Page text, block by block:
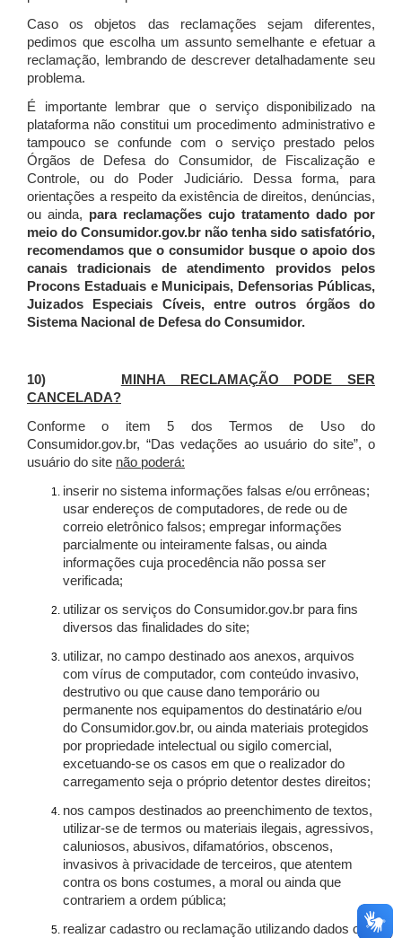
Caso os objetos das reclamações sejam diferentes,
pedimos que escolha um assunto semelhante e efetuar a
reclamação, lembrando de descrever detalhadamente seu
problema.
É importante lembrar que o serviço disponibilizado na
plataforma não constitui um procedimento administrativo e
tampouco se confunde com o serviço prestado pelos
Órgãos de Defesa do Consumidor, de Fiscalização e
Controle, ou do Poder Judiciário. Dessa forma, para
orientações a respeito da existência de direitos, denúncias,
ou ainda, para reclamações cujo tratamento dado por
meio do Consumidor.gov.br não tenha sido satisfatório,
recomendamos que o consumidor busque o apoio dos
canais tradicionais de atendimento providos pelos
Procons Estaduais e Municipais, Defensorias Públicas,
Juizados Especiais Cíveis, entre outros órgãos do
Sistema Nacional de Defesa do Consumidor.
10)
MINHA RECLAMAÇÃO PODE SER
CANCELADA?
Conforme o item 5 dos Termos de Uso do
Consumidor.gov.br, “Das vedações ao usuário do site”, o
usuário do site não poderá:
inserir no sistema informações falsas e/ou errôneas;
usar endereços de computadores, de rede ou de
correio eletrônico falsos; empregar informações
parcialmente ou inteiramente falsas, ou ainda
informações cuja procedência não possa ser
verificada;
utilizar os serviços do Consumidor.gov.br para fins
diversos das finalidades do site;
utilizar, no campo destinado aos anexos, arquivos
com vírus de computador, com conteúdo invasivo,
destrutivo ou que cause dano temporário ou
permanente nos equipamentos do destinatário e/ou
do Consumidor.gov.br, ou ainda materiais protegidos
por propriedade intelectual ou sigilo comercial,
excetuando-se os casos em que o realizador do
carregamento seja o próprio detentor destes direitos;
nos campos destinados ao preenchimento de textos,
utilizar-se de termos ou materiais ilegais, agressivos,
caluniosos, abusivos, difamatórios, obscenos,
invasivos à privacidade de terceiros, que atentem
contra os bons costumes, a moral ou ainda que
contrariem a ordem pública;
realizar cadastro ou reclamação utilizando dados ou